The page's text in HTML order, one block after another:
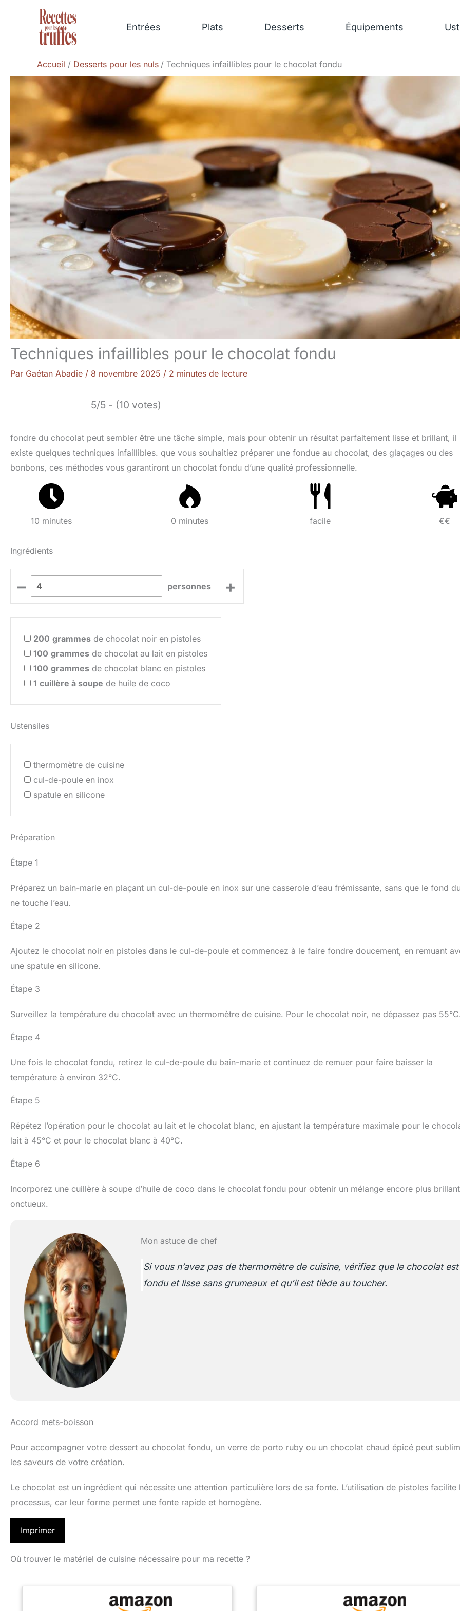
Entrées Plats Desserts Équipements
Accueil Desserts pour les nuls Techniques infaillibles pour le chocolat fondu
Techniques infaillibles pour le chocolat fondu
Par Gaétan Abadie / 8 novembre 2025 / 2 minutes de lecture
5/5 - (10 votes)
fondre du chocolat peut sembler être une tâche simple, mais pour obtenir un résultat parfaitement lisse et brillant, il
existe quelques techniques infaillibles. que vous souhaitiez préparer une fondue au chocolat, des glaçages ou des
bonbons, ces méthodes vous garantiront un chocolat fondu d’une qualité professionnelle.
10 minutes 0 minutes facile €€
Ingrédients
– personnes +
200 grammes de chocolat noir en pistoles
100 grammes de chocolat au lait en pistoles
100 grammes de chocolat blanc en pistoles
1 cuillère à soupe de huile de coco
Ustensiles
thermomètre de cuisine
cul-de-poule en inox
spatule en silicone
Préparation
Étape 1
Préparez un bain-marie en plaçant un cul-de-poule en inox sur une casserole d’eau frémissante, sans que le fond
ne touche l’eau.
Étape 2
Ajoutez le chocolat noir en pistoles dans le cul-de-poule et commencez à le faire fondre doucement, en remuant
une spatule en silicone.
Étape 3
Surveillez la température du chocolat avec un thermomètre de cuisine. Pour le chocolat noir, ne dépassez pas
Étape 4
Une fois le chocolat fondu, retirez le cul-de-poule du bain-marie et continuez de remuer pour faire baisser la
température à environ 32°C.
Étape 5
Répétez l’opération pour le chocolat au lait et le chocolat blanc, en ajustant la température maximale pour le
lait à 45°C et pour le chocolat blanc à 40°C.
Étape 6
Incorporez une cuillère à soupe d’huile de coco dans le chocolat fondu pour obtenir un mélange encore plus
onctueux.
Mon astuce de chef
Si vous n’avez pas de thermomètre de cuisine, vérifiez que le chocolat est
fondu et lisse sans grumeaux et qu’il est tiède au toucher.
Accord mets-boisson
Pour accompagner votre dessert au chocolat fondu, un verre de porto ruby ou un chocolat chaud épicé peut
les saveurs de votre création.
Le chocolat est un ingrédient qui nécessite une attention particulière lors de sa fonte. L’utilisation de pistoles facilite
processus, car leur forme permet une fonte rapide et homogène.
Imprimer
Où trouver le matériel de cuisine nécessaire pour ma recette ?